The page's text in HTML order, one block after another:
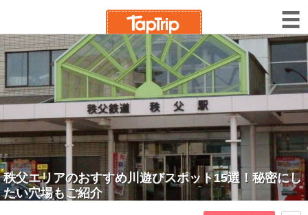
秩父エリアのおすすめ川遊びスポット15選！秘密にし
たい穴場もご紹介